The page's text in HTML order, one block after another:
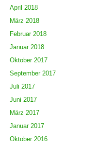
April 2018
März 2018
Februar 2018
Januar 2018
Oktober 2017
September 2017
Juli 2017
Juni 2017
März 2017
Januar 2017
Oktober 2016